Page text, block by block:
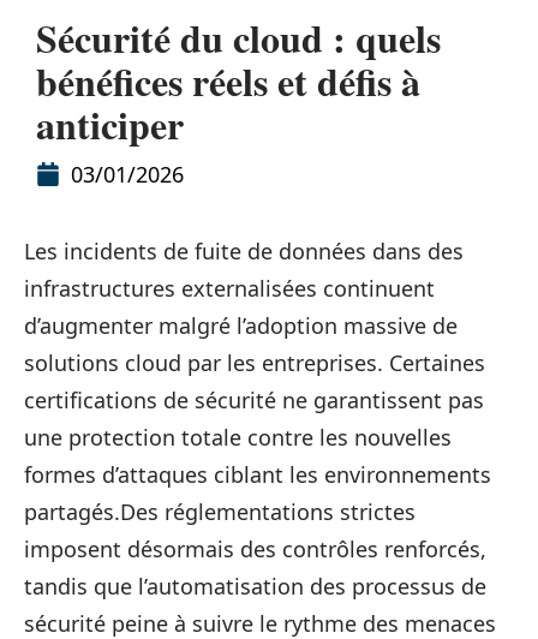
Sécurité du cloud : quels
bénéfices réels et défis à
anticiper
03/01/2026
Les incidents de fuite de données dans des
infrastructures externalisées continuent
d’augmenter malgré l’adoption massive de
solutions cloud par les entreprises. Certaines
certifications de sécurité ne garantissent pas
une protection totale contre les nouvelles
formes d’attaques ciblant les environnements
partagés.Des réglementations strictes
imposent désormais des contrôles renforcés,
tandis que l’automatisation des processus de
sécurité peine à suivre le rythme des menaces